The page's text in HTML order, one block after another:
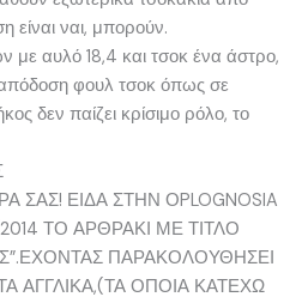
είναι ναι, μπορούν.
με αυλό 18,4 και τσοκ ένα άστρο,
φουλ τσοκ όπως σε
δεν παίζει κρίσιμο ρόλο, το
ΣΑΣ! ΕΙΔΑ ΣΤΗΝ ΟPLOGNOSIA
ΤΟ ΑΡΘΡΑΚΙ ΜΕ ΤΙΤΛΟ
ΠΑΡΑΚΟΛΟΥΘΗΣΕΙ
ΑΓΓΛΙΚΑ,(ΤΑ ΟΠΟΙΑ ΚΑΤΕΧΩ